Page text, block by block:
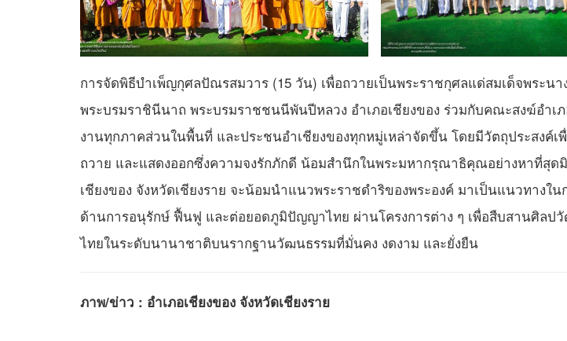
การจัดพิธีบำเพ็ญกุศลปัณรสมวาร (15 วัน) เพื่อถวายเป็นพระราชกุศลแด่สมเด็จพระนา
พระบรมราชินีนาถ พระบรมราชชนนีพันปีหลวง อำเภอเชียงของ ร่วมกับคณะสงฆ์อำเ
งานทุกภาคส่วนในพื้นที่ และประชนอำเชียงของทุกหมู่เหล่าจัดขึ้น โดยมีวัตถุประสงค์เ
ถวาย และแสดงออกซึ่งความจงรักภักดี น้อมสำนึกในพระมหากรุณาธิคุณอย่างหาที่สุด
เชียงของ จังหวัดเชียงราย จะน้อมนำแนวพระราชดำริของพระองค์ มาเป็นแนวทางใ
ด้านการอนุรักษ์ ฟื้นฟู และต่อยอดภูมิปัญญาไทย ผ่านโครงการต่าง ๆ เพื่อสืบสานศิลป
ไทยในระดับนานาชาติบนรากฐานวัฒนธรรมที่มั่นคง งดงาม และยั่งยืน
ภาพ/ข่าว : อำเภอเชียงของ จังหวัดเชียงราย